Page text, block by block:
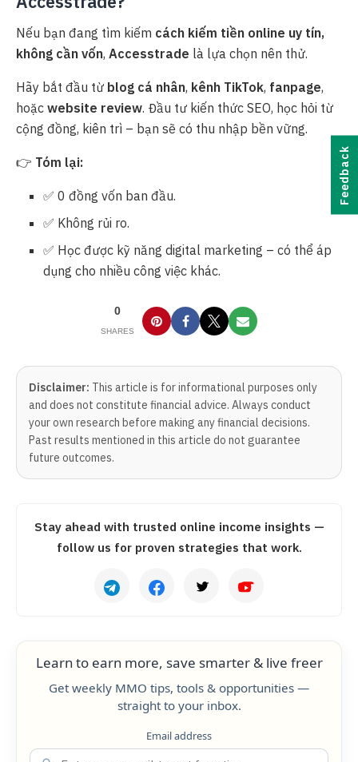
Nếu bạn đang tìm kiếm cách kiếm tiền online uy tín,
không cần vốn, Accesstrade là lựa chọn nên thử.
Hãy bắt đầu từ blog cá nhân, kênh TikTok, fanpage,
hoặc website review. Đầu tư kiến thức SEO, học hỏi từ
cộng đồng, kiên trì – bạn sẽ có thu nhập bền vững.
👉 Tóm lại:
✅ 0 đồng vốn ban đầu.
✅ Không rủi ro.
✅ Học được kỹ năng digital marketing – có thể áp
dụng cho nhiều công việc khác.
0
SHARES
Disclaimer: This article is for informational purposes only
and does not constitute financial advice. Always conduct
your own research before making any financial decisions.
Past results mentioned in this article do not guarantee
future outcomes.
Stay ahead with trusted online income insights —
follow us for proven strategies that work.
Learn to earn more, save smarter & live freer
Get weekly MMO tips, tools & opportunities —
straight to your inbox.
Email address
Feedback